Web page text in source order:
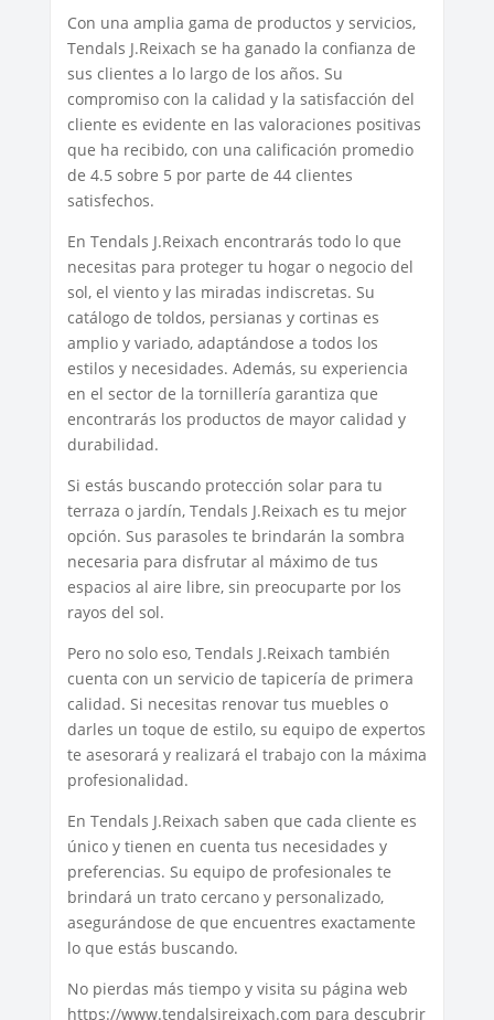
Con una amplia gama de productos y servicios,
Tendals J.Reixach se ha ganado la confianza de
sus clientes a lo largo de los años. Su
compromiso con la calidad y la satisfacción del
cliente es evidente en las valoraciones positivas
que ha recibido, con una calificación promedio
de 4.5 sobre 5 por parte de 44 clientes
satisfechos.
En Tendals J.Reixach encontrarás todo lo que
necesitas para proteger tu hogar o negocio del
sol, el viento y las miradas indiscretas. Su
catálogo de toldos, persianas y cortinas es
amplio y variado, adaptándose a todos los
estilos y necesidades. Además, su experiencia
en el sector de la tornillería garantiza que
encontrarás los productos de mayor calidad y
durabilidad.
Si estás buscando protección solar para tu
terraza o jardín, Tendals J.Reixach es tu mejor
opción. Sus parasoles te brindarán la sombra
necesaria para disfrutar al máximo de tus
espacios al aire libre, sin preocuparte por los
rayos del sol.
Pero no solo eso, Tendals J.Reixach también
cuenta con un servicio de tapicería de primera
calidad. Si necesitas renovar tus muebles o
darles un toque de estilo, su equipo de expertos
te asesorará y realizará el trabajo con la máxima
profesionalidad.
En Tendals J.Reixach saben que cada cliente es
único y tienen en cuenta tus necesidades y
preferencias. Su equipo de profesionales te
brindará un trato cercano y personalizado,
asegurándose de que encuentres exactamente
lo que estás buscando.
No pierdas más tiempo y visita su página web
https://www.tendalsjreixach.com para descubrir